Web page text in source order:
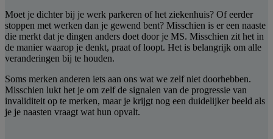
Moet je dichter bij je werk parkeren of het ziekenhuis? Of eerder
stoppen met werken dan je gewend bent? Misschien is er een naaste
die merkt dat je dingen anders doet door je MS. Misschien zit het in
de manier waarop je denkt, praat of loopt. Het is belangrijk om alle
veranderingen bij te houden.
Soms merken anderen iets aan ons wat we zelf niet doorhebben.
Misschien lukt het je om zelf de signalen van de progressie van
invaliditeit op te merken, maar je krijgt nog een duidelijker beeld als
je je naasten vraagt wat hun opvalt.